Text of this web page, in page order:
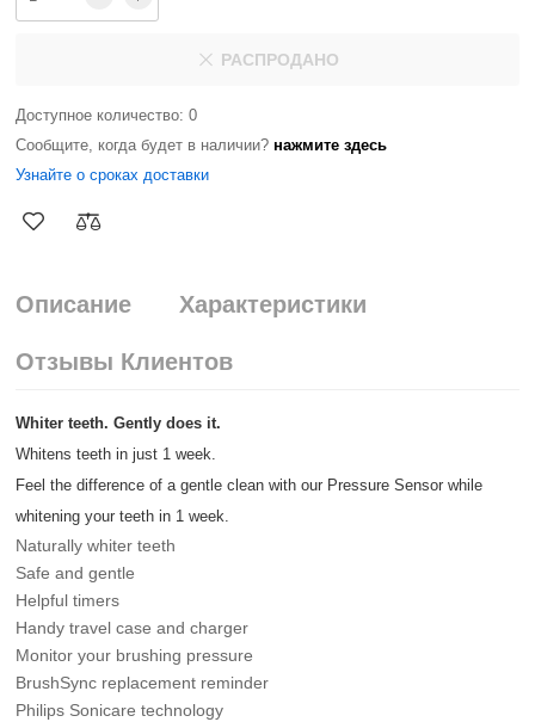
РАСПРОДАНО
Доступное количество: 0
Сообщите, когда будет в наличии? нажмите здесь
Узнайте о сроках доставки
Описание Характеристики
Отзывы Клиентов
Whiter teeth. Gently does it.
Whitens teeth in just 1 week.
Feel the difference of a gentle clean with our Pressure Sensor while
whitening your teeth in 1 week.
Naturally whiter teeth
Safe and gentle
Helpful timers
Handy travel case and charger
Monitor your brushing pressure
BrushSync replacement reminder
Philips Sonicare technology